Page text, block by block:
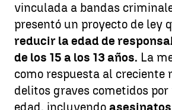
vinculada a bandas
presentó un proyecto de ley
reducir la edad de
de los 15 a los 13 años. La
como respuesta al creciente
delitos graves cometidos por
edad, incluyendo